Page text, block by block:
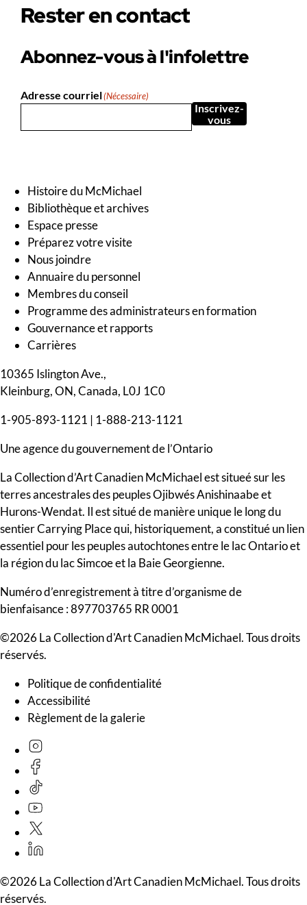
Rester en contact
Abonnez-vous à l'infolettre
Adresse courriel(Nécessaire)
Inscrivez-
vous
Histoire du McMichael
Bibliothèque et archives
Espace presse
Préparez votre visite
Nous joindre
Annuaire du personnel
Membres du conseil
Programme des administrateurs en formation
Gouvernance et rapports
Carrières
10365 Islington Ave.,
Kleinburg, ON, Canada, L0J 1C0
1-905-893-1121 | 1-888-213-1121
Une agence du gouvernement de l’Ontario
La Collection d’Art Canadien McMichael est situeé sur les
terres ancestrales des peuples Ojibwés Anishinaabe et
Hurons-Wendat. Il est situé de manière unique le long du
sentier Carrying Place qui, historiquement, a constitué un lien
essentiel pour les peuples autochtones entre le lac Ontario et
la région du lac Simcoe et la Baie Georgienne.
Numéro d’enregistrement à titre d’organisme de
bienfaisance : 897703765 RR 0001
©2026 La Collection d'Art Canadien McMichael. Tous droits
réservés.
Politique de confidentialité
Accessibilité
Règlement de la galerie
©2026 La Collection d'Art Canadien McMichael. Tous droits
réservés.